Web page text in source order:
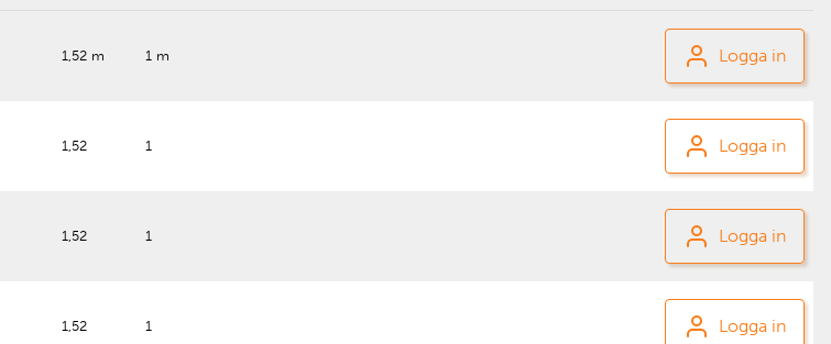
1,52 m 1 m Logga in
1,52 1 Logga in
1,52 1 Logga in
1,52 1 Logga in